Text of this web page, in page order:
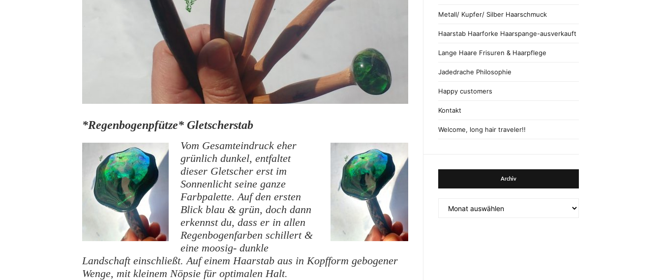
*Regenbogenpfütze* Gletscherstab
Vom Gesamteindruck eher
grünlich dunkel, entfaltet
dieser Gletscher erst im
Sonnenlicht seine ganze
Farbpalette. Auf den ersten
Blick blau & grün, doch dann
erkennst du, dass er in allen
Regenbogenfarben schillert &
eine moosig- dunkle
Landschaft einschließt. Auf einem Haarstab aus in Kopfform gebogener
Wenge, mit kleinem Nöpsie für optimalen Halt.
Metall/ Kupfer/ Silber Haarschmuck
Haarstab Haarforke Haarspange-ausverkauft
Lange Haare Frisuren & Haarpflege
Jadedrache Philosophie
Happy customers
Kontakt
Welcome, long hair traveler!!
Archiv